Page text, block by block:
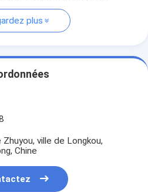
plus
ville de Longkou,
Chine